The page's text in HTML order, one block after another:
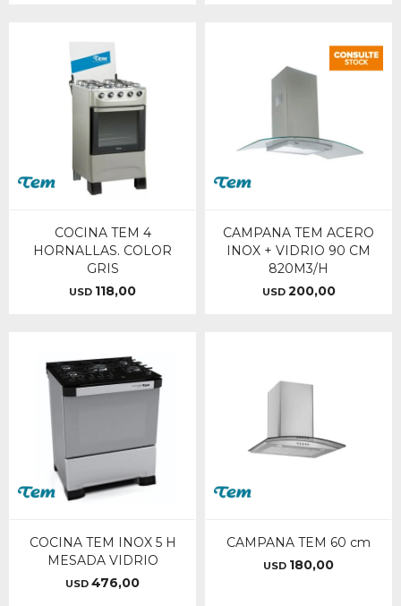
COCINA TEM 4
HORNALLAS. COLOR
GRIS
USD 118,00
CAMPANA TEM ACERO
INOX + VIDRIO 90 CM
820M3/H
USD 200,00
COCINA TEM INOX 5 H
MESADA VIDRIO
USD 476,00
CAMPANA TEM 60 cm
USD 180,00